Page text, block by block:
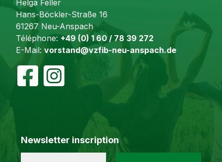
Helga Feller
Hans-Böckler-Straße 16
61267 Neu-Anspach
Téléphone: +49 (0) 1 60 / 78 39 272
E-Mail: vorstand@vzfib-neu-anspach.de
Newsletter inscription